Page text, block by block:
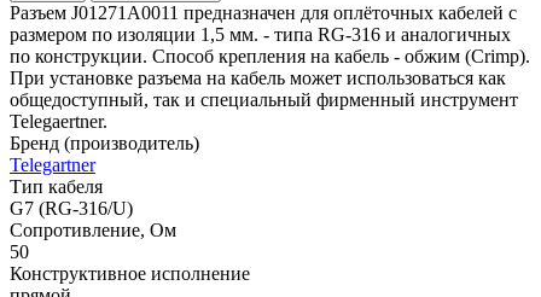
Разъем J01271A0011 предназначен для оплёточных кабелей с
размером по изоляции 1,5 мм. - типа RG-316 и аналогичных
по конструкции. Способ крепления на кабель - обжим (Crimp).
При установке разъема на кабель может использоваться как
общедоступный, так и специальный фирменный инструмент
Telegaertner.
Бренд (производитель)
Telegartner
Тип кабеля
G7 (RG-316/U)
Сопротивление, Ом
50
Конструктивное исполнение